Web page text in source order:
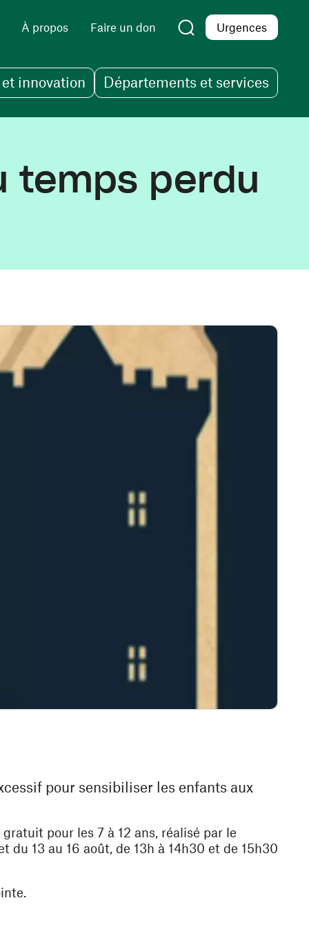
À propos Faire un don Urgences
innovation Départements et services
temps perdu
pour sensibiliser les enfants aux
pour les 7 à 12 ans, réalisé par le
13 au 16 août, de 13h à 14h30 et de 15h30